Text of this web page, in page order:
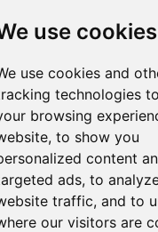
use cookies
use cookies and
technologies
browsing
to show you
content
ads, to
traffic, and to
our visitors are
Col. Centro. Jala, Nayarit. C.P.63890
TÉRMINOS